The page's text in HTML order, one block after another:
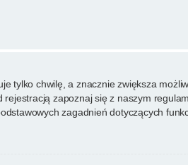
tylko chwilę, a znacznie zwiększa
zapoznaj się z naszym
zagadnień dotyczących